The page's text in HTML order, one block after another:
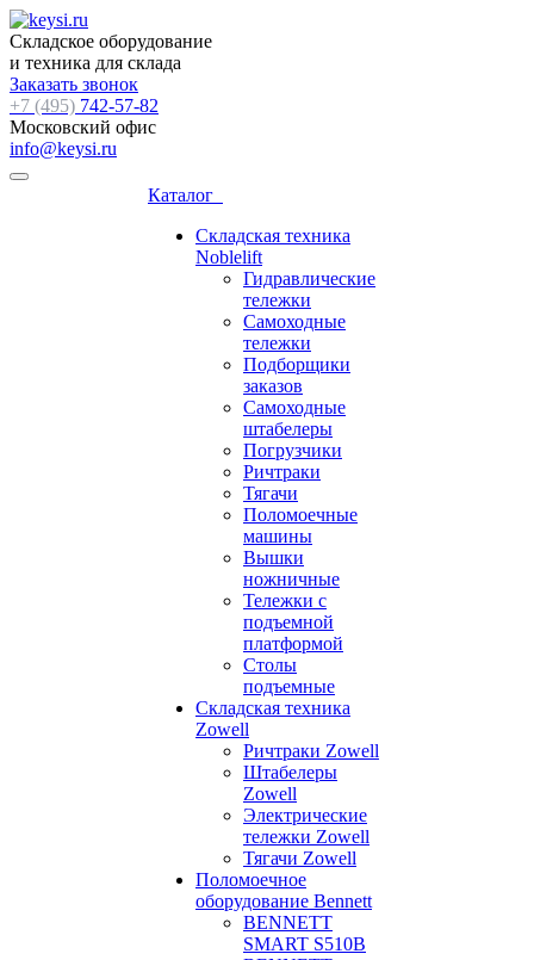
Складское оборудование
и техника для склада
Заказать звонок
+7 (495) 742-57-82
Московский офис
info@keysi.ru
Каталог
Складская техника
Noblelift
Гидравлические
тележки
Самоходные
тележки
Подборщики
заказов
Самоходные
штабелеры
Погрузчики
Ричтраки
Тягачи
Поломоечные
машины
Вышки
ножничные
Тележки с
подъемной
платформой
Столы
подъемные
Складская техника
Zowell
Ричтраки Zowell
Штабелеры
Zowell
Электрические
тележки Zowell
Тягачи Zowell
Поломоечное
оборудование Bennett
BENNETT
SMART S510B